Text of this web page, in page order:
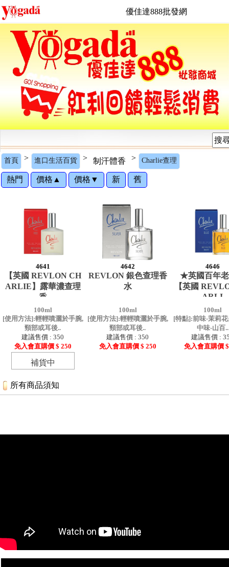
優佳達888批發網
首頁 > 進口生活百貨 > 制汗體香 > Charlie查理
熱門 價格▲ 價格▼ 新 舊
4641
【英國 REVLON CH
ARLIE】露華濃查理
香
100ml
[使用方法]:輕輕噴灑於手腕,
頸部或耳後..
建議售價 : 350
免入會直購價 $ 250
補貨中
4642
REVLON 銀色查理香
水
100ml
[使用方法]:輕輕噴灑於手腕,
頸部或耳後..
建議售價 : 350
免入會直購價 $ 250
4646
★英國百年
【英國
ARLI
100ml
[特點]:前味-茉莉
中味-山百..
建議售價 :
免入會直購價
所有商品須知